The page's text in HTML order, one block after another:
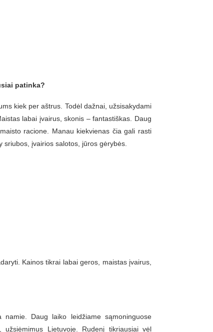
patinka?
kiek per aštrus. Todėl dažnai, užsisakydami
labai įvairus, skonis – fantastiškas. Daug
racione. Manau kiekvienas čia gali rasti
įvairios salotos, jūros gėrybės.
Kainos tikrai labai geros, maistas įvairus,
Daug laiko leidžiame sąmoninguose
užsiėmimus Lietuvoje. Rudenį tikriausiai vėl